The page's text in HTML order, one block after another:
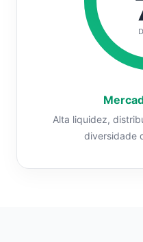
Alta liquidez,
diversidade